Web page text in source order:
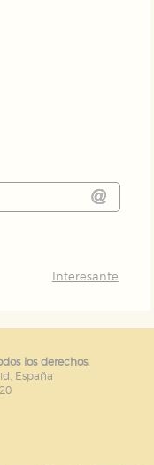
Interesante
los derechos.
España